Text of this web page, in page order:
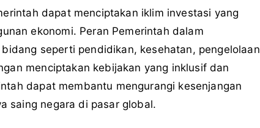
dapat menciptakan iklim investasi yang
ekonomi. Peran Pemerintah dalam
seperti pendidikan, kesehatan, pengelolaan
menciptakan kebijakan yang inklusif dan
dapat membantu mengurangi kesenjangan
saing negara di pasar global.